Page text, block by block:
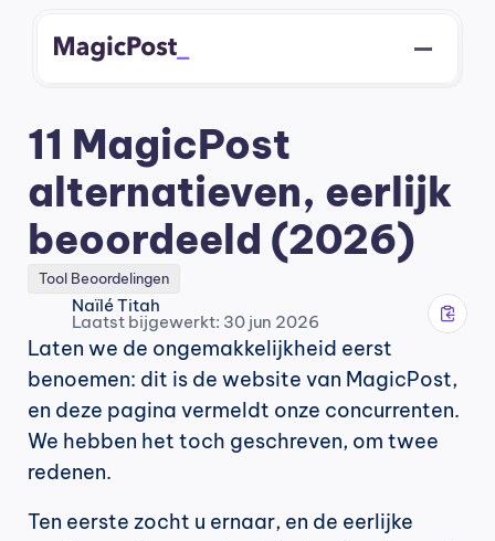
11 MagicPost
alternatieven, eerlijk
beoordeeld (2026)
Tool Beoordelingen
Naïlé Titah
Laatst bijgewerkt: 30 jun 2026
Laten we de ongemakkelijkheid eerst
benoemen: dit is de website van MagicPost,
en deze pagina vermeldt onze concurrenten.
We hebben het toch geschreven, om twee
redenen.
Ten eerste zocht u ernaar, en de eerlijke